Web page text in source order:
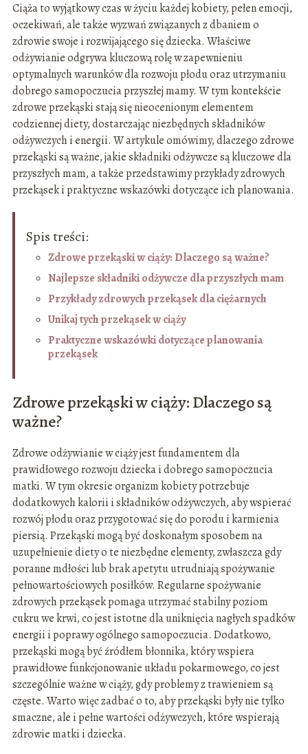
Ciąża to wyjątkowy czas w życiu każdej kobiety, pełen emocji,
oczekiwań, ale także wyzwań związanych z dbaniem o
zdrowie swoje i rozwijającego się dziecka. Właściwe
odżywianie odgrywa kluczową rolę w zapewnieniu
optymalnych warunków dla rozwoju płodu oraz utrzymaniu
dobrego samopoczucia przyszłej mamy. W tym kontekście
zdrowe przekąski stają się nieocenionym elementem
codziennej diety, dostarczając niezbędnych składników
odżywczych i energii. W artykule omówimy, dlaczego zdrowe
przekąski są ważne, jakie składniki odżywcze są kluczowe dla
przyszłych mam, a także przedstawimy przykłady zdrowych
przekąsek i praktyczne wskazówki dotyczące ich planowania.
Spis treści:
Zdrowe przekąski w ciąży: Dlaczego są ważne?
Najlepsze składniki odżywcze dla przyszłych mam
Przykłady zdrowych przekąsek dla ciężarnych
Unikaj tych przekąsek w ciąży
Praktyczne wskazówki dotyczące planowania
przekąsek
Zdrowe przekąski w ciąży: Dlaczego są
ważne?
Zdrowe odżywianie w ciąży jest fundamentem dla
prawidłowego rozwoju dziecka i dobrego samopoczucia
matki. W tym okresie organizm kobiety potrzebuje
dodatkowych kalorii i składników odżywczych, aby wspierać
rozwój płodu oraz przygotować się do porodu i karmienia
piersią. Przekąski mogą być doskonałym sposobem na
uzupełnienie diety o te niezbędne elementy, zwłaszcza gdy
poranne mdłości lub brak apetytu utrudniają spożywanie
pełnowartościowych posiłków. Regularne spożywanie
zdrowych przekąsek pomaga utrzymać stabilny poziom
cukru we krwi, co jest istotne dla uniknięcia nagłych spadków
energii i poprawy ogólnego samopoczucia. Dodatkowo,
przekąski mogą być źródłem błonnika, który wspiera
prawidłowe funkcjonowanie układu pokarmowego, co jest
szczególnie ważne w ciąży, gdy problemy z trawieniem są
częste. Warto więc zadbać o to, aby przekąski były nie tylko
smaczne, ale i pełne wartości odżywczych, które wspierają
zdrowie matki i dziecka.